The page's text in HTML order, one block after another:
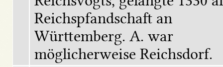
Reichspfandschaft an
Württemberg. A. war
möglicherweise Reichsdorf.